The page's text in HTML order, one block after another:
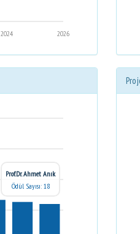
2026
2024
Prof.Dr. Ahmet Anık
Ödül Sayısı: 18